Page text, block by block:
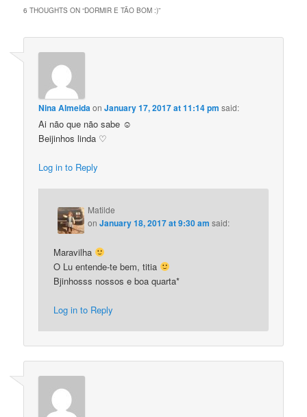
6 THOUGHTS ON “DORMIR E TÃO BOM :)”
Nina AlmeidaonJanuary 17, 2017 at 11:14 pm said:
Ai não que não sabe ☺
Beijinhos linda ♡
Log in to Reply
Matilde
onJanuary 18, 2017 at 9:30 am said:
Maravilha
O Lu entende-te bem, titia
Bjinhosss nossos e boa quarta*
Log in to Reply